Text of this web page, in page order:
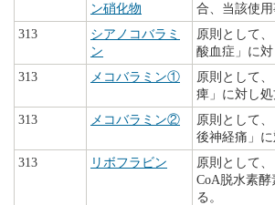
ン硝化物
合、当該使用
313
シアノコバラミ
ン
原則として
酸血症」に
313
メコバラミン①
原則として
痺」に対し
313
メコバラミン②
原則として
後神経痛」
313
リボフラビン
原則として
CoA脱水素
る。